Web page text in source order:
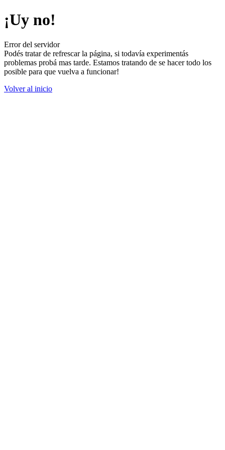
¡Uy no!
Error del servidor
Podés tratar de refrescar la página, si todavía experimentás
problemas probá mas tarde. Estamos tratando de se hacer todo los
posible para que vuelva a funcionar!
Volver al inicio